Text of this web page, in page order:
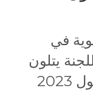
في
يتلون
التوصيات الأربعاء 20 أيلول 2023